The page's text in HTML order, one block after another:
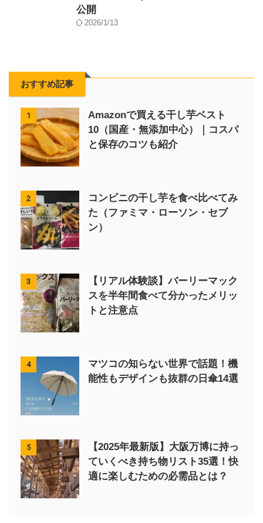
公開
2026/1/13
おすすめ記事
1
Amazonで買える干し芋ベスト
10（国産・無添加中心）｜コスパ
と保存のコツも紹介
2
コンビニの干し芋を食べ比べてみ
た（ファミマ・ローソン・セブ
ン）
3
【リアル体験談】バーリーマック
スを半年間食べて分かったメリッ
トと注意点
4
マツコの知らない世界で話題！機
能性もデザインも抜群の日傘14選
5
【2025年最新版】大阪万博に持っ
ていくべき持ち物リスト35選！快
適に楽しむための必需品とは？